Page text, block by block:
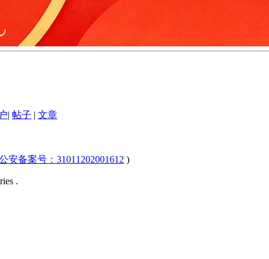
| 帖子 | 文章
安备案号：31011202001612 )
.